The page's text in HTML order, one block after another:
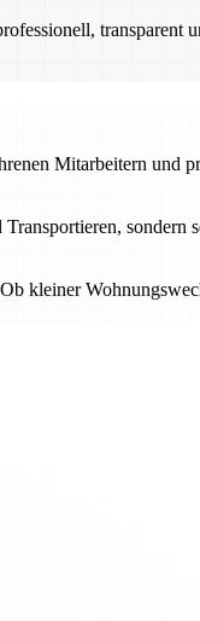
transparent
Mitarbeitern und
sondern
kleiner